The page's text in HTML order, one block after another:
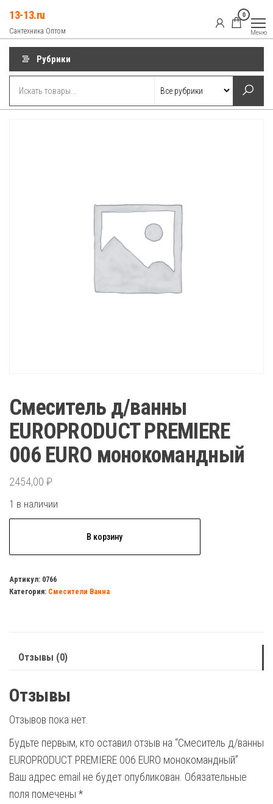
содержимому
13-13.ru
Сантехника Оптом
0
Меню
Рубрики
Смеситель д/ванны
EUROPRODUCT PREMIERE
006 EURO монокомандный
2454,00 ₽
1 в наличии
д/
ванны
EURO
В корзину
Артикул: 0766
Категория: Смесители Ванна
Отзывы (0)
Отзывы
Отзывов пока нет.
Будьте первым, кто оставил отзыв на “Смеситель д/ванны
EUROPRODUCT PREMIERE 006 EURO монокомандный”
Ваш адрес email не будет опубликован. Обязательные
поля помечены *